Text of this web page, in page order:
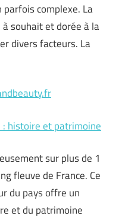
parfois complexe. La
souhait et dorée à la
divers facteurs. La
: histoire et patrimoine
sur plus de 1
fleuve de France. Ce
du pays offre un
et du patrimoine